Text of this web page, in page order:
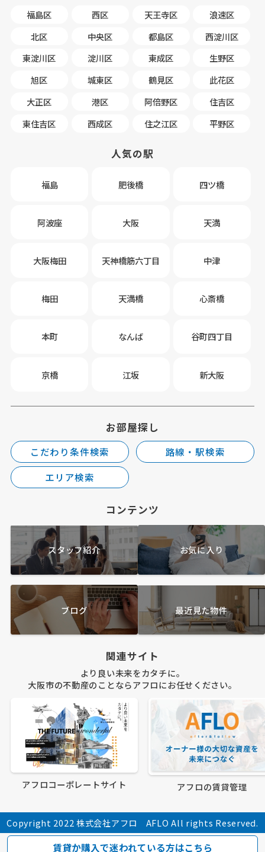
福島区 西区 天王寺区
浪速区
北区
中央区 都島区
西淀川区
東淀川区
淀川区 東成区
生野区
旭区
城東区 鶴見区
此花区
大正区
港区 阿倍野区
住吉区
東住吉区
西成区 住之江区 平野区
人気の駅
福島 肥後橋 四ツ橋
阿波座 大阪 天満
大阪梅田 天神橋筋六丁目 中津
梅田 天満橋 心斎橋
本町 なんば 谷町四丁目
京橋 江坂 新大阪
お部屋探し
こだわり条件検索
路線・駅検索
エリア検索
コンテンツ
スタッフ紹介 お気に入り
ブログ 最近見た物件
関連サイト
より良い未来をカタチに。
大阪市の不動産のことならアフロにお任せください。
アフロコーポレートサイト アフロの賃貸管理
Copyright 2022 株式会社アフロ AFLO All rights Reserved.
賃貸か購入で迷われている方はこちら